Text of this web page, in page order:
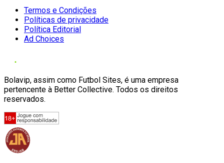
Termos e Condições
Políticas de privacidade
Política Editorial
Ad Choices
Bolavip, assim como Futbol Sites, é uma empresa
pertencente à Better Collective. Todos os direitos
reservados.